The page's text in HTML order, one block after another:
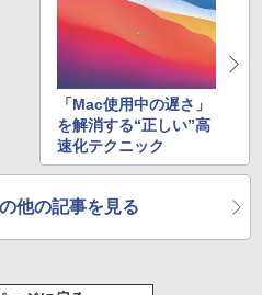
モノクロ版 115 (ジャンプコミッ
モノクロ版 39 (ジャンプ
DIGITAL)
「Mac使用中の遅さ」
を解消する“正しい”高
速化テクニック
他の記事を見る